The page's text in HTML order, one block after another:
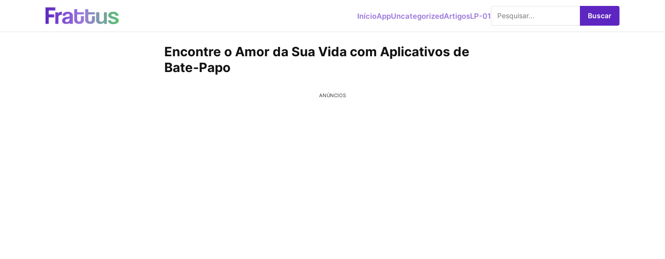
InícioAppUncategorizedArtigosLP-01 Buscar
Encontre o Amor da Sua Vida com Aplicativos de
Bate-Papo
ANÚNCIOS